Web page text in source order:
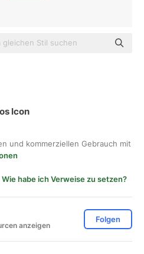
Icon
und kommerziellen Gebrauch mit
Wie habe ich Verweise zu setzen?
anzeigen
Folgen